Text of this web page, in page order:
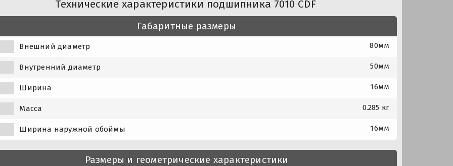
Технические характеристики подшипника 7010 CDF
Габаритные размеры
Внешний диаметр 80мм
Внутренний диаметр 50мм
Ширина 16мм
Масса 0.285 кг
Ширина наружной обоймы 16мм
Размеры и геометрические характеристики